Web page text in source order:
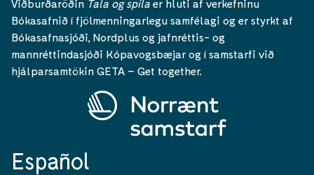
Viðburðaröðin Tala og spila er hluti af verkefninu
Bókasafnið í fjölmenningarlegu samfélagi og er styrkt af
Bókasafnasjóði, Nordplus og jafnréttis- og
mannréttindasjóði Kópavogsbæjar og í samstarfi við
hjálparsamtökin GETA – Get together.
Español